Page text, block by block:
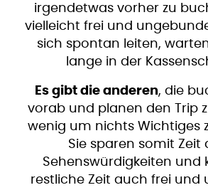
irgendetwas vorher zu
vielleicht frei und
sich spontan leiten,
lange in der
Es gibt die anderen, die
vorab und planen den Trip
wenig um nichts Wichtiges
Sie sparen somit Zeit
Sehenswürdigkeiten und
restliche Zeit auch frei und